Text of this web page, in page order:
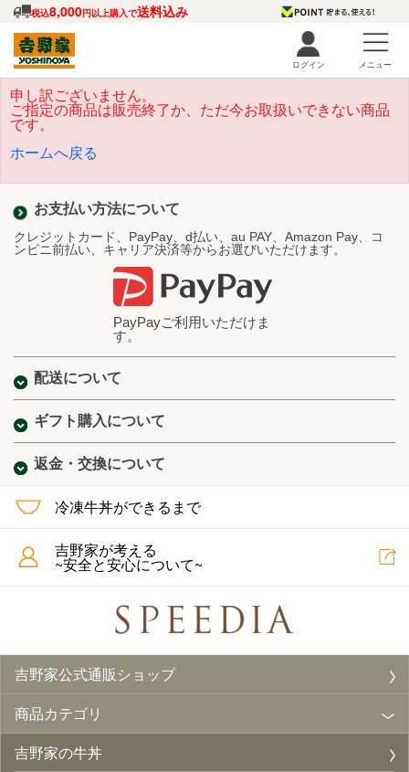
税込8,000円以上購入で送料込み
ログイン メニュー
申し訳ございません。
ご指定の商品は販売終了か、ただ今お取扱いできない商品
です。
ホームへ戻る
お支払い方法について
クレジットカード、PayPay、d払い、au PAY、Amazon Pay、コ
ンビニ前払い、キャリア決済等からお選びいただけます。
PayPayご利用いただけま
す。
配送について
ギフト購入について
返金・交換について
冷凍牛丼ができるまで
吉野家が考える
~安全と安心について~
吉野家公式通販ショップ
商品カテゴリ
吉野家の牛丼